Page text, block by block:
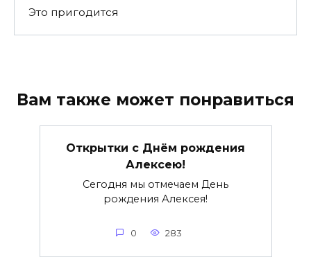
Это пригодится
Вам также может понравиться
Открытки с Днём рождения
Алексею!
Сегодня мы отмечаем День
рождения Алексея!
0 283